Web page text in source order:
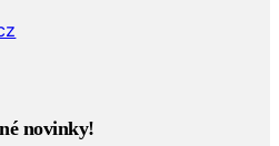
novinky!​